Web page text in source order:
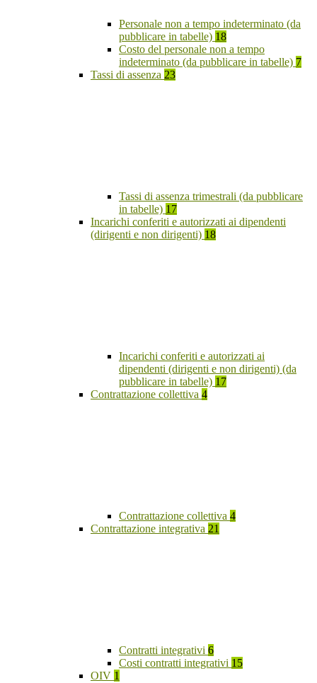
Personale non a tempo indeterminato (da
pubblicare in tabelle) 18
Costo del personale non a tempo
indeterminato (da pubblicare in tabelle) 7
Tassi di assenza 23
Tassi di assenza trimestrali (da pubblicare
in tabelle) 17
Incarichi conferiti e autorizzati ai dipendenti
(dirigenti e non dirigenti) 18
Incarichi conferiti e autorizzati ai
dipendenti (dirigenti e non dirigenti) (da
pubblicare in tabelle) 17
Contrattazione collettiva 4
Contrattazione collettiva 4
Contrattazione integrativa 21
Contratti integrativi 6
Costi contratti integrativi 15
OIV 1